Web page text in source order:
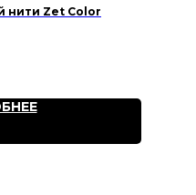
нити Zet Color